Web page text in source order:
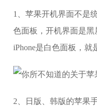
1、苹果开机界面不是
色面板，开机界面是
iPhone是白色面板，就
2、日版、韩版的苹果